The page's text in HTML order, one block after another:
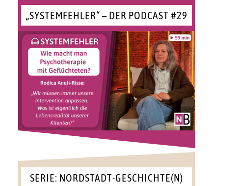
„SYSTEMFEHLER“ – DER PODCAST #29
SERIE: NORDSTADT-GESCHICHTE(N)